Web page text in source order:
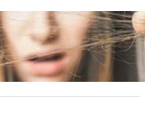
de proteine:
tale